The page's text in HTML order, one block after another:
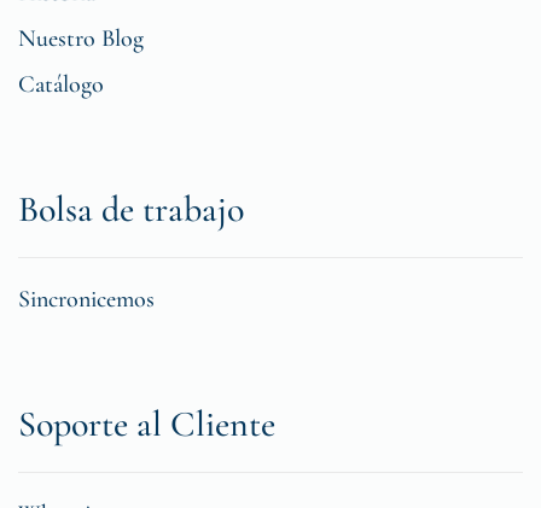
Nuestro Blog
Catálogo
Bolsa de trabajo
Sincronicemos
Soporte al Cliente